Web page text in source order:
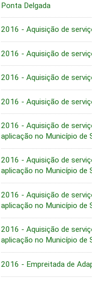
Ponta Delgada
2016 - Aquisição de
2016 - Aquisição de
2016 - Aquisição de
2016 - Aquisição de
2016 - Aquisição de
aplicação no Município de
2016 - Aquisição de
aplicação no Município de
2016 - Aquisição de
aplicação no Município de
2016 - Aquisição de
aplicação no Município de
2016 - Empreitada de